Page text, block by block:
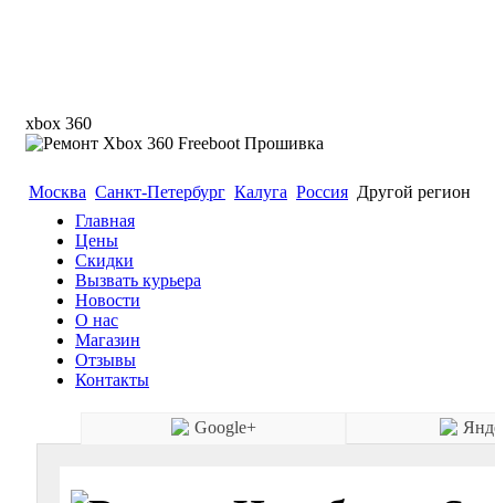
xbox 360
Москва Санкт-Петербург Калуга Россия Другой регион
Главная
Цены
Скидки
Вызвать курьера
Новости
О нас
Магазин
Отзывы
Контакты
Google+